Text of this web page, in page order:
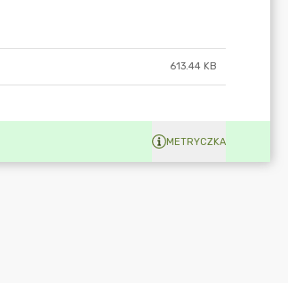
613.44 KB
METRYCZKA